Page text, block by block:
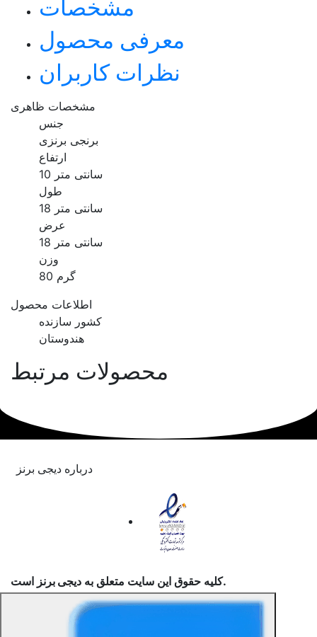
مشخصات
معرفی محصول
نظرات کاربران
مشخصات ظاهری
جنس
برنجی برنزی
ارتفاع
10 سانتی متر
طول
18 سانتی متر
عرض
18 سانتی متر
وزن
80 گرم
اطلاعات محصول
کشور سازنده
هندوستان
محصولات مرتبط
درباره دیجی برنز
کلیه حقوق این سایت متعلق به دیجی برنز است.